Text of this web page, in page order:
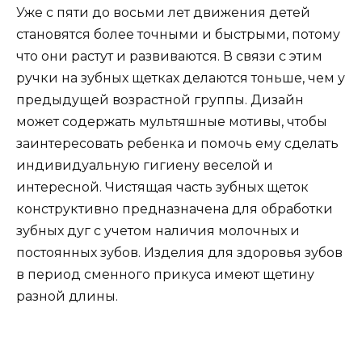
Уже с пяти до восьми лет движения детей
становятся более точными и быстрыми, потому
что они растут и развиваются. В связи с этим
ручки на зубных щетках делаются тоньше, чем у
предыдущей возрастной группы. Дизайн
может содержать мультяшные мотивы, чтобы
заинтересовать ребенка и помочь ему сделать
индивидуальную гигиену веселой и
интересной. Чистящая часть зубных щеток
конструктивно предназначена для обработки
зубных дуг с учетом наличия молочных и
постоянных зубов. Изделия для здоровья зубов
в период сменного прикуса имеют щетину
разной длины.